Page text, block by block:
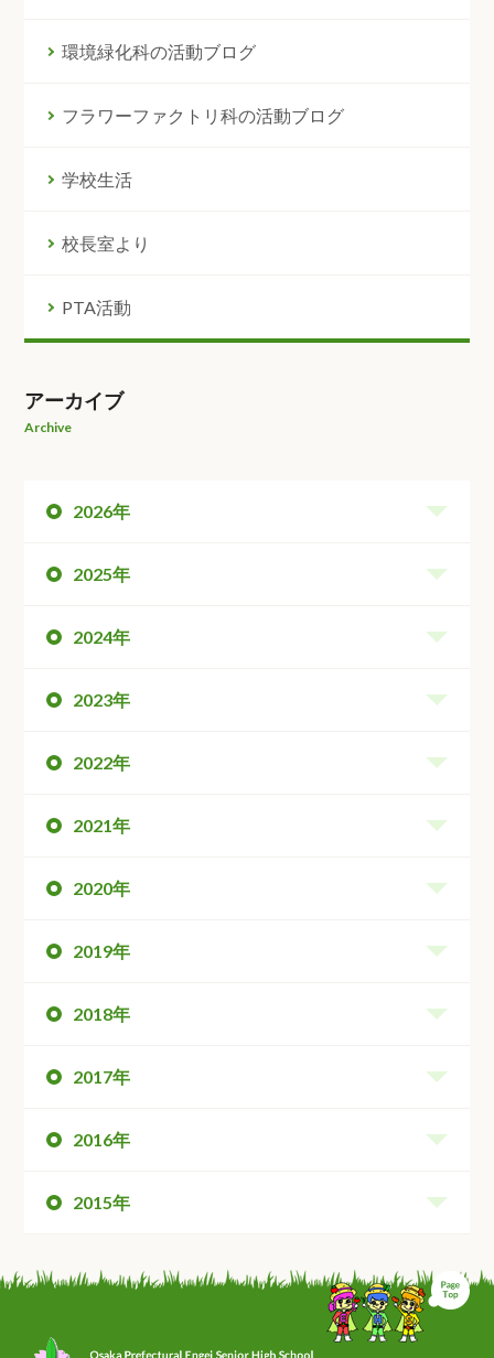
環境緑化科の活動ブログ
フラワーファクトリ科の活動ブログ
学校生活
校長室より
PTA活動
アーカイブ
Archive
2026年
2025年
2024年
2023年
2022年
2021年
2020年
2019年
2018年
2017年
2016年
2015年
ペ